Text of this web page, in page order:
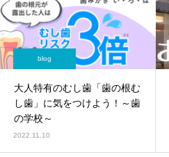
blog
大人特有のむし歯「歯の根む
し歯」に気をつけよう！～歯
の学校～
2022.11.10